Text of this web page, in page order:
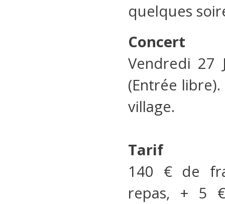
quelques
Concert
Vendredi
(Entrée
village.
Tarif
140 € de
repas, + 5